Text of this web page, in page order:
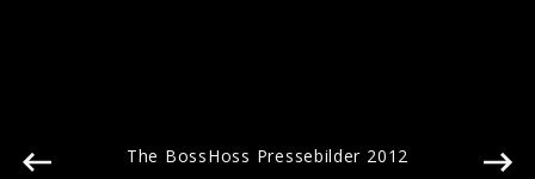
The BossHoss Pressebilder 2012